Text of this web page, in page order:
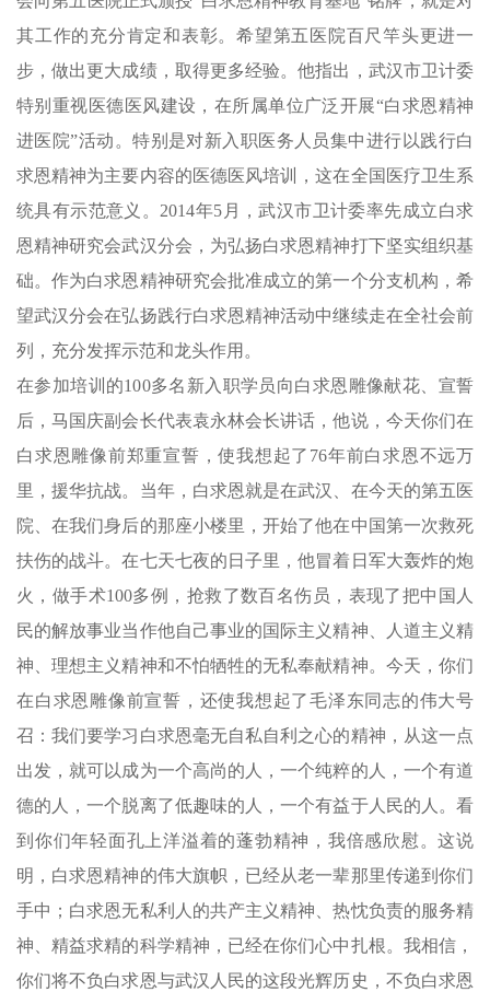
其工作的充分肯定和表彰。希望第五医院百尺竿头更进一
步，做出更大成绩，取得更多经验。他指出，武汉市卫计委
特别重视医德医风建设，在所属单位广泛开展“白求恩精神
进医院”活动。特别是对新入职医务人员集中进行以践行白
求恩精神为主要内容的医德医风培训，这在全国医疗卫生系
统具有示范意义。2014年5月，武汉市卫计委率先成立白求
恩精神研究会武汉分会，为弘扬白求恩精神打下坚实组织基
础。作为白求恩精神研究会批准成立的第一个分支机构，希
望武汉分会在弘扬践行白求恩精神活动中继续走在全社会前
列，充分发挥示范和龙头作用。
在参加培训的100多名新入职学员向白求恩雕像献花、宣誓
后，马国庆副会长代表袁永林会长讲话，他说，今天你们在
白求恩雕像前郑重宣誓，使我想起了76年前白求恩不远万
里，援华抗战。当年，白求恩就是在武汉、在今天的第五医
院、在我们身后的那座小楼里，开始了他在中国第一次救死
扶伤的战斗。在七天七夜的日子里，他冒着日军大轰炸的炮
火，做手术100多例，抢救了数百名伤员，表现了把中国人
民的解放事业当作他自己事业的国际主义精神、人道主义精
神、理想主义精神和不怕牺牲的无私奉献精神。今天，你们
在白求恩雕像前宣誓，还使我想起了毛泽东同志的伟大号
召：我们要学习白求恩毫无自私自利之心的精神，从这一点
出发，就可以成为一个高尚的人，一个纯粹的人，一个有道
德的人，一个脱离了低趣味的人，一个有益于人民的人。看
到你们年轻面孔上洋溢着的蓬勃精神，我倍感欣慰。这说
明，白求恩精神的伟大旗帜，已经从老一辈那里传递到你们
手中；白求恩无私利人的共产主义精神、热忱负责的服务精
神、精益求精的科学精神，已经在你们心中扎根。我相信，
你们将不负白求恩与武汉人民的这段光辉历史，不负白求恩